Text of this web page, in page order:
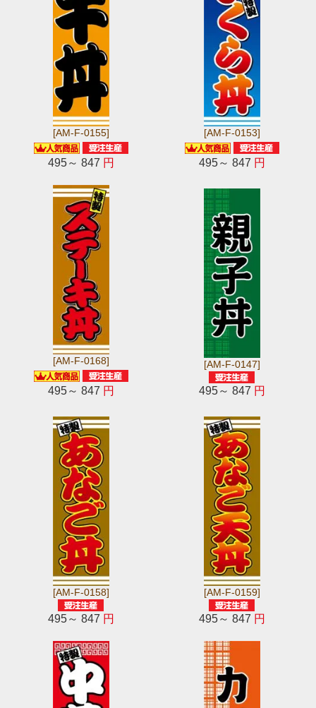
[AM-F-0155]
495～ 847 円
[AM-F-0153]
495～ 847 円
[AM-F-0168]
495～ 847 円
[AM-F-0147]
495～ 847 円
[AM-F-0158]
495～ 847 円
[AM-F-0159]
495～ 847 円